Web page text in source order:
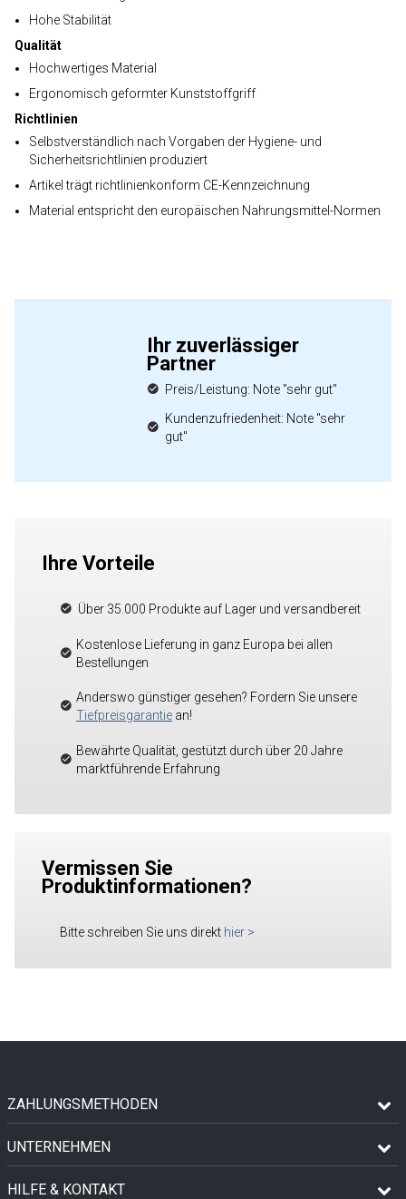
Hohe Stabilität
Qualität
Hochwertiges Material
Ergonomisch geformter Kunststoffgriff
Richtlinien
Selbstverständlich nach Vorgaben der Hygiene- und
Sicherheitsrichtlinien produziert
Artikel trägt richtlinienkonform CE-Kennzeichnung
Material entspricht den europäischen Nahrungsmittel-Normen
Ihr zuverlässiger
Partner
Preis/Leistung: Note "sehr gut"
Kundenzufriedenheit: Note "sehr
gut"
Ihre Vorteile
Über 35.000 Produkte auf Lager und versandbereit
Kostenlose Lieferung in ganz Europa bei allen
Bestellungen
Anderswo günstiger gesehen? Fordern Sie unsere
Tiefpreisgarantie an!
Bewährte Qualität, gestützt durch über 20 Jahre
marktführende Erfahrung
Vermissen Sie
Produktinformationen?
Bitte schreiben Sie uns direkt hier >
ZAHLUNGSMETHODEN
UNTERNEHMEN
HILFE & KONTAKT